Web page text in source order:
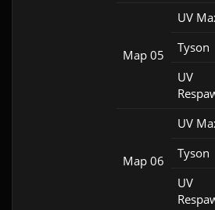
Map 05
UV
Tyson
UV
Map 06
UV
Tyson
UV